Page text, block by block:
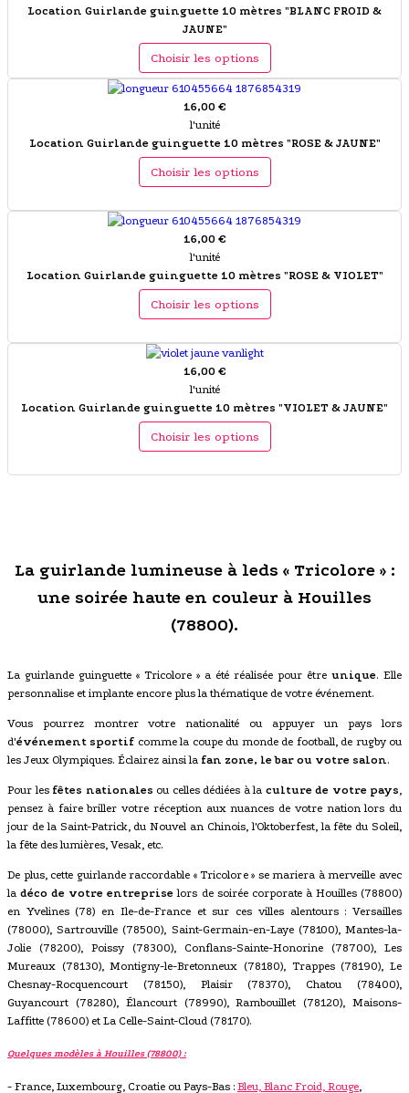
Location Guirlande guinguette 10 mètres "BLANC FROID &
JAUNE"
Choisir les options
16,00 €
l'unité
Location Guirlande guinguette 10 mètres "ROSE & JAUNE"
Choisir les options
16,00 €
l'unité
Location Guirlande guinguette 10 mètres "ROSE & VIOLET"
Choisir les options
16,00 €
l'unité
Location Guirlande guinguette 10 mètres "VIOLET & JAUNE"
Choisir les options
La guirlande lumineuse à leds « Tricolore » :
une soirée haute en couleur à Houilles
(78800).
La guirlande guinguette « Tricolore » a été réalisée pour être unique. Elle
personnalise et implante encore plus la thématique de votre événement.
Vous pourrez montrer votre nationalité ou appuyer un pays lors
d'événement sportif comme la coupe du monde de football, de rugby ou
les Jeux Olympiques. Éclairez ainsi la fan zone, le bar ou votre salon.
Pour les fêtes nationales ou celles dédiées à la culture de votre pays
pensez à faire briller votre réception aux nuances de votre nation lors du
jour de la Saint-Patrick, du Nouvel an Chinois, l'Oktoberfest, la fête du Soleil,
la fête des lumières, Vesak, etc.
De plus, cette guirlande raccordable « Tricolore » se mariera à merveille avec
ladéco de votre entreprise lors de soirée corporate à Houilles (78800)
en Yvelines (78) en Ile-de-France et sur ces villes alentours : Versailles
(78000), Sartrouville (78500), Saint-Germain-en-Laye (78100), Mantes-la-
Jolie (78200), Poissy (78300), Conflans-Sainte-Honorine (78700), Les
Mureaux (78130), Montigny-le-Bretonneux (78180), Trappes (78190), Le
Chesnay-Rocquencourt (78150), Plaisir (78370), Chatou (78400),
Guyancourt (78280), Élancourt (78990), Rambouillet (78120), Maisons-
Laffitte (78600) et La Celle-Saint-Cloud (78170).
Quelques modèles à Houilles (78800) :
- France, Luxembourg, Croatie ou Pays-Bas : Bleu, Blanc Froid, Rouge